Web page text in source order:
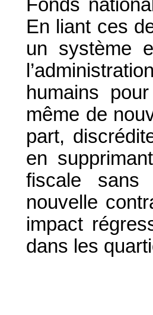
Fonds
En liant ces
un système
humains
même de
part,
en
fiscale sans
nouvelle
impact
dans les